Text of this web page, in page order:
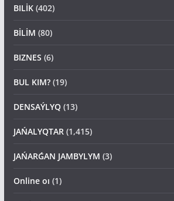
BILİK(402)
BİLİM (80)
BIZNES (6)
BUL KIM?(19)
DENSAÝLYQ(13)
JAŃALYQTAR(1,415)
JAŃARǴAN JAMBYLYM (3)
Online oı (1)